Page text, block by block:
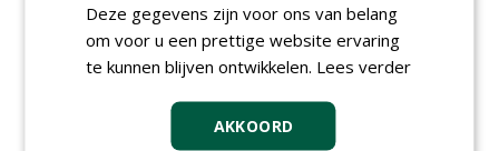
GREEN OUTLET
Iedereen kan gratis kleine advertenties
plaatsen via zijn eigen account.
Plaats een gratis advertentie
Deze gegevens zijn voor ons van belang
om voor u een prettige website ervaring
te kunnen blijven ontwikkelen. Lees verder
AKKOORD